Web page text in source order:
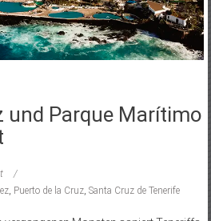
und Parque Marítimo
, Puerto de la Cruz, Santa Cruz de Tenerife